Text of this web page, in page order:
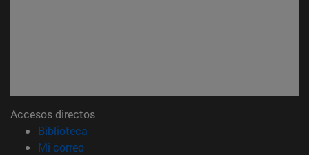
Accesos directos
Biblioteca
Mi correo(abre en nueva ventana)